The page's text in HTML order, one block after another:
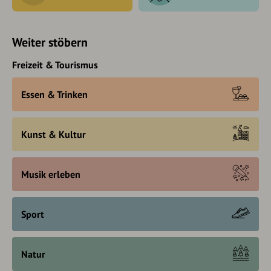
Weiter stöbern
Freizeit & Tourismus
Essen & Trinken
Kunst & Kultur
Musik erleben
Sport
Natur